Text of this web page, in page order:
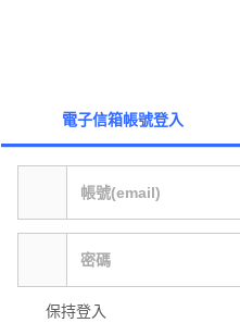
電子信箱帳號登入
保持登入